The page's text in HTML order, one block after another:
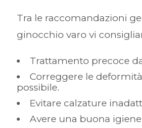
Tra le raccomandazioni
ginocchio varo vi
Trattamento precoce
Correggere le
possibile.
Evitare calzature
Avere una buona